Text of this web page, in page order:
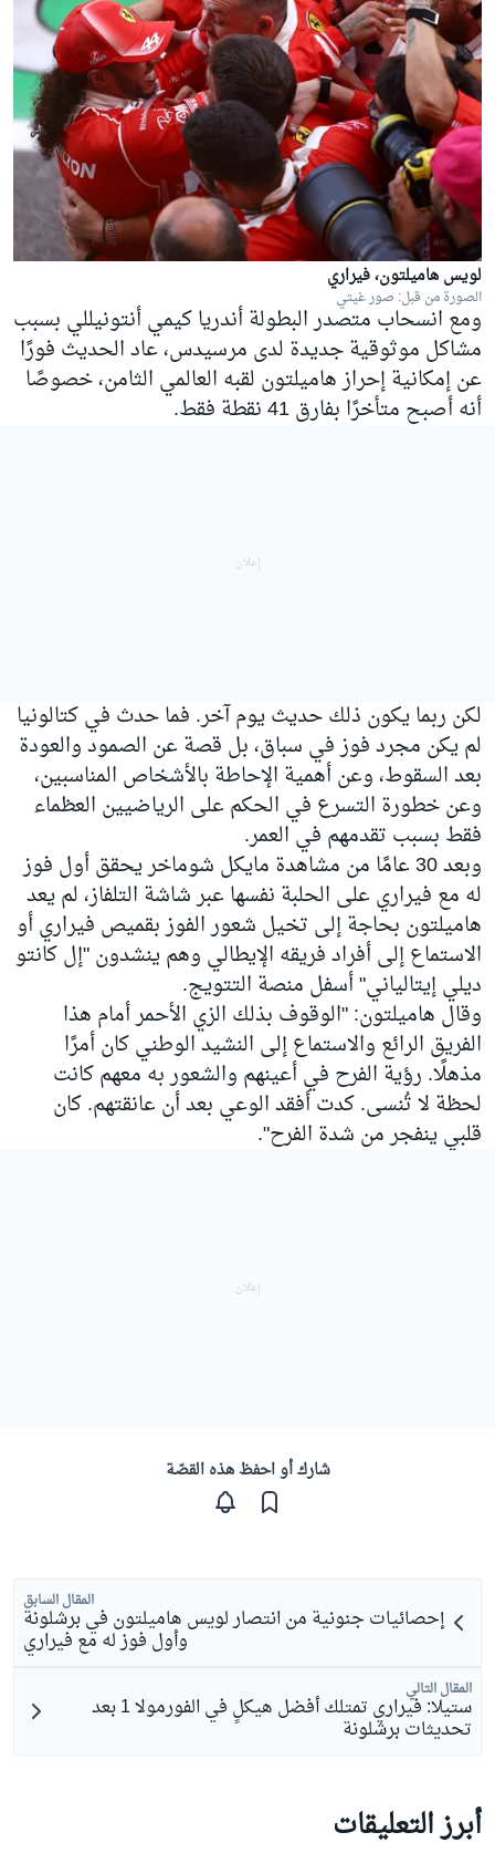
لويس هاميلتون، فيراري
الصورة من قبل: صور غيتي
ومع انسحاب متصدر البطولة أندريا كيمي أنتونيللي بسبب
مشاكل موثوقية جديدة لدى مرسيدس، عاد الحديث فورًا
عن إمكانية إحراز هاميلتون لقبه العالمي الثامن، خصوصًا
أنه أصبح متأخرًا بفارق 41 نقطة فقط.
لكن ربما يكون ذلك حديث يوم آخر. فما حدث في كتالونيا
لم يكن مجرد فوز في سباق، بل قصة عن الصمود والعودة
بعد السقوط، وعن أهمية الإحاطة بالأشخاص المناسبين،
وعن خطورة التسرع في الحكم على الرياضيين العظماء
فقط بسبب تقدمهم في العمر.
وبعد 30 عامًا من مشاهدة مايكل شوماخر يحقق أول فوز
له مع فيراري على الحلبة نفسها عبر شاشة التلفاز، لم يعد
هاميلتون بحاجة إلى تخيل شعور الفوز بقميص فيراري أو
الاستماع إلى أفراد فريقه الإيطالي وهم ينشدون "إل كانتو
ديلي إيتالياني" أسفل منصة التتويج.
وقال هاميلتون: "الوقوف بذلك الزي الأحمر أمام هذا
الفريق الرائع والاستماع إلى النشيد الوطني كان أمرًا
مذهلًا. رؤية الفرح في أعينهم والشعور به معهم كانت
لحظة لا تُنسى. كدت أفقد الوعي بعد أن عانقتهم. كان
قلبي ينفجر من شدة الفرح".
شارك أو احفظ هذه القصّة
المقال السابق
إحصائيات جنونية من انتصار لويس هاميلتون في برشلونة
وأول فوز له مع فيراري
المقال التالي
ستيلا: فيراري تمتلك أفضل هيكلٍ في الفورمولا 1 بعد
تحديثات برشلونة
أبرز التعليقات